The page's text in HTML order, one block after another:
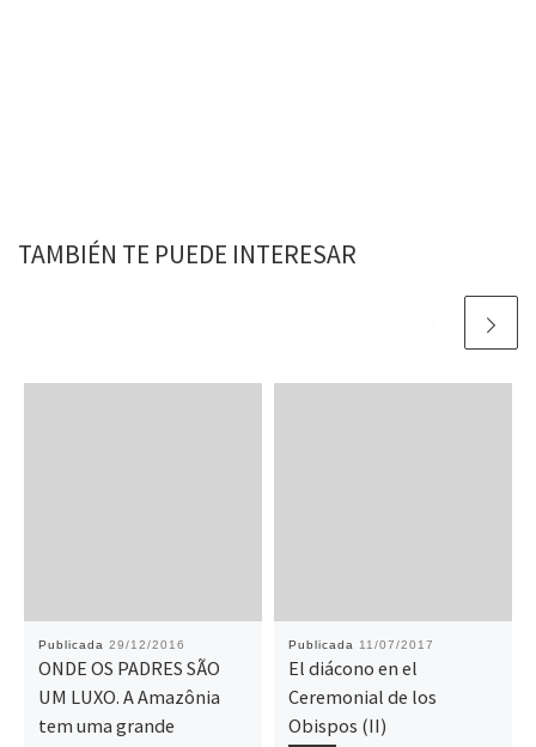
TAMBIÉN TE PUEDE INTERESAR
Publicada 29/12/2016
ONDE OS PADRES SÃO
UM LUXO. A Amazônia
tem uma grande
Publicada 11/07/2017
El diácono en el
Ceremonial de los
Obispos (II)